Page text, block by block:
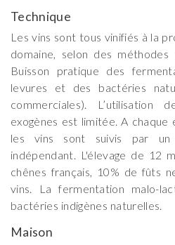
Technique
Les vins sont tous vinifiés à la
domaine, selon des méthodes
Buisson pratique des
levures et des bactéries
commerciales). L’utilisation
exogènes est limitée. A
les vins sont suivis par un
indépendant. L'élevage de 12
chênes français, 10% de fûts
vins. La fermentation malo-
bactéries indigènes naturelles.
Maison